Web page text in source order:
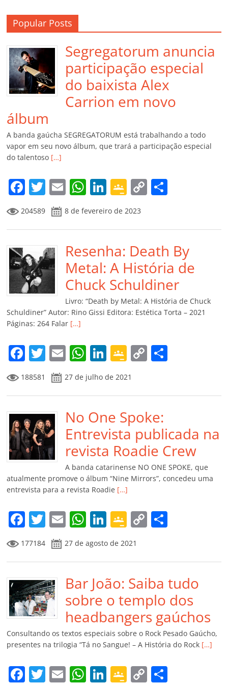
Popular Posts
Segregatorum anuncia
participação especial
do baixista Alex
Carrion em novo
álbum
A banda gaúcha SEGREGATORUM está trabalhando a todo
vapor em seu novo álbum, que trará a participação especial
do talentoso […]
F
a
c
e
b
o
o
k
T
w
itt
er
E
m
ai
l
W
at
s
A
p
p
Li
k
e
dI
n
G
o
o
gl
e
Cl
a
ss
ro
m
C
y
Li
n
k
p
ar
til
h
ar
204589 8 de fevereiro de 2023
Resenha: Death By
Metal: A História de
Chuck Schuldiner
Livro: “Death by Metal: A História de Chuck
Schuldiner” Autor: Rino Gissi Editora: Estética Torta – 2021
Páginas: 264 Falar […]
F
a
c
e
b
o
o
k
T
w
itt
er
E
m
ai
l
W
h
at
s
A
p
p
Li
n
k
e
dI
n
G
o
o
gl
e
Cl
a
ss
ro
o
m
C
y
Li
n
k
p
til
h
ar
188581 27 de julho de 2021
No One Spoke:
Entrevista publicada na
revista Roadie Crew
A banda catarinense NO ONE SPOKE, que
atualmente promove o álbum “Nine Mirrors”, concedeu uma
entrevista para a revista Roadie […]
F
a
c
e
b
o
o
k
T
w
itt
er
E
m
ai
l
W
at
s
A
p
p
Li
n
k
e
dI
n
G
o
o
gl
e
Cl
a
ss
ro
o
C
y
Li
n
k
p
ar
til
h
ar
177184 27 de agosto de 2021
Bar João: Saiba tudo
sobre o templo dos
headbangers gaúchos
Consultando os textos especiais sobre o Rock Pesado Gaúcho,
presentes na trilogia “Tá no Sangue! – A História do Rock […]
F T E W Li G C